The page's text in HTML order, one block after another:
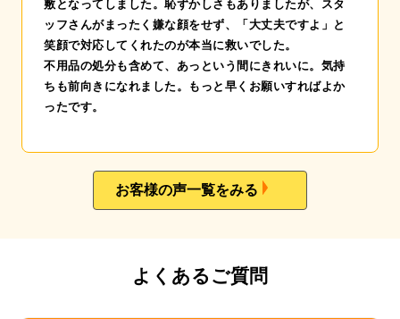
敷となってしました。恥ずかしさもありましたが、スタ
ッフさんがまったく嫌な顔をせず、「大丈夫ですよ」と
笑顔で対応してくれたのが本当に救いでした。
不用品の処分も含めて、あっという間にきれいに。気持
ちも前向きになれました。もっと早くお願いすればよか
ったです。
お客様の声一覧をみる
よくあるご質問